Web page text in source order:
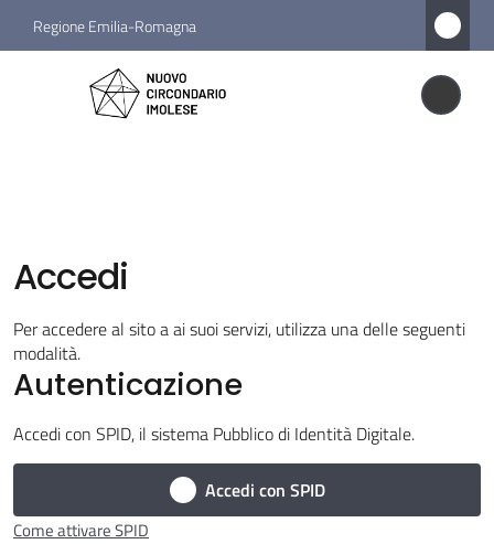
Vai al contenuto
Vai alla navigazione
Vai al footer
Regione Emilia-Romagna
Nuovo Circondario Imolese
Nuovo
Circondario
Servizi
Vivere
il
Accedi
Per accedere al sito a ai suoi servizi, utilizza una delle seguenti
modalità.
Autenticazione
Accedi con SPID, il sistema Pubblico di Identità Digitale.
Accedi con SPID
Come attivare SPID